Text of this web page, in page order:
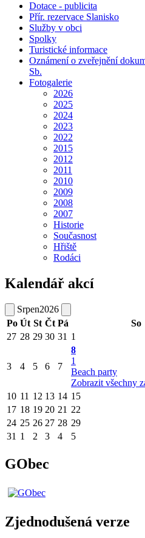
Dotace - publicita
Přír. rezervace Slanisko
Služby v obci
Spolky
Turistické informace
Oznámení o zveřejnění
Sb.
Fotogalerie
2026
2025
2024
2023
2022
2015
2012
2011
2010
2009
2008
2007
Historie
Současnost
Hřiště
Rodáci
Kalendář akcí
Srpen2026
Po Út St Čt Pá So
27 28 29 30 31 1
3 4 5 6 7
8
1
Beach party
Zobrazit všechny
10 11 12 13 14 15
17 18 19 20 21 22
24 25 26 27 28 29
31 1 2 3 4 5
GObec
Zjednodušená verze